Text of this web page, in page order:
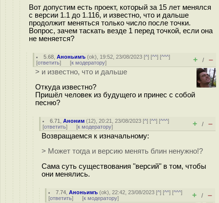
Вот допустим есть проект, который за 15 лет менялся
с версии 1.1 до 1.116, и известно, что и дальше
продолжит меняться только число после точки.
Вопрос, зачем таскать везде 1 перед точкой, если она
не меняется?
5.68 ,Аноньимъ (ok), 19:52, 23/08/2023 [^] [^^] [^^^]
[ответить] [к модератору] + / –
> и известно, что и дальше
Откуда известно?
Пришёл человек из будущего и принес с собой
песню?
6.71 ,Аноним (12), 20:21, 23/08/2023 [^] [^^] [^^^]
[ответить] [к модератору] + / –
Возвращаемся к изначальному:
> Может тогда и версию менять блин ненужно!?
Сама суть существования "версий" в том, чтобы
они менялись.
7.74 ,Аноньимъ (ok), 22:42, 23/08/2023 [^] [^^] [^^^]
[ответить] [к модератору] + / –